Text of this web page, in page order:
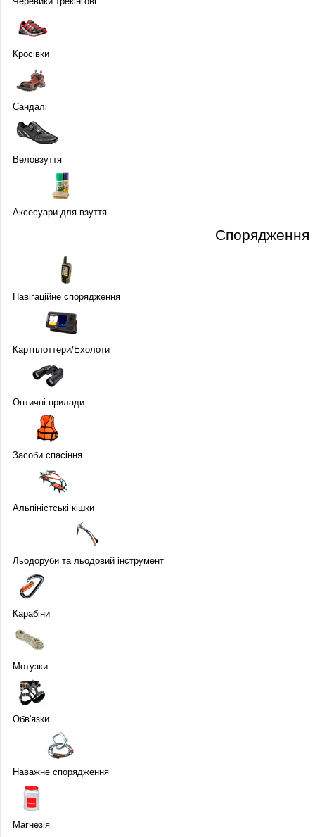
Кросівки
Сандалі
Веловзуття
Аксесуари для взуття
Спорядження
Навігаційне спорядження
Карт­плот­те­ри/Ехо­лоти
Оптичні прилади
Засоби спасіння
Альпіністські кішки
Льодоруби та льодовий інструмент
Карабіни
Мотузки
Обв'язки
Наважне спорядження
Магнезія